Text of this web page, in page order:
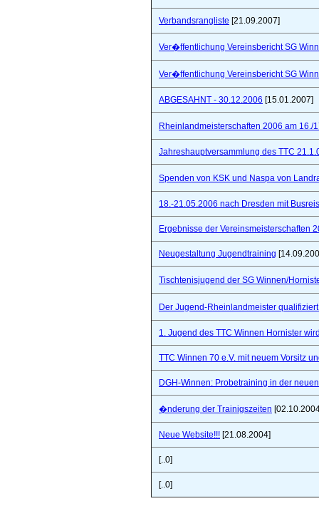
Verbandsrangliste [21.09.2007]
Ver�ffentlichung Vereinsbericht SG
Ver�ffentlichung Vereinsbericht SG
ABGESAHNT - 30.12.2006 [15.01.2007]
Rheinlandmeisterschaften 2006 am
Jahreshauptversammlung des TTC
Spenden von KSK und Naspa von
18.-21.05.2006 nach Dresden mit
Ergebnisse der Vereinsmeisterschaften
Neugestaltung Jugendtraining
Tischtenisjugend der SG Winnen/
Der Jugend-Rheinlandmeister
1. Jugend des TTC Winnen Hornister
TTC Winnen 70 e.V. mit neuem Vorsitz
DGH-Winnen: Probetraining in der
�nderung der Trainigszeiten
Neue Website!!! [21.08.2004]
[..0]
[..0]